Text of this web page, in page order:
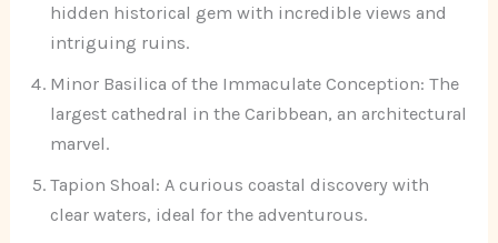
hidden historical gem with incredible views and
intriguing ruins.
Minor Basilica of the Immaculate Conception: The
largest cathedral in the Caribbean, an architectural
marvel.
Tapion Shoal: A curious coastal discovery with
clear waters, ideal for the adventurous.